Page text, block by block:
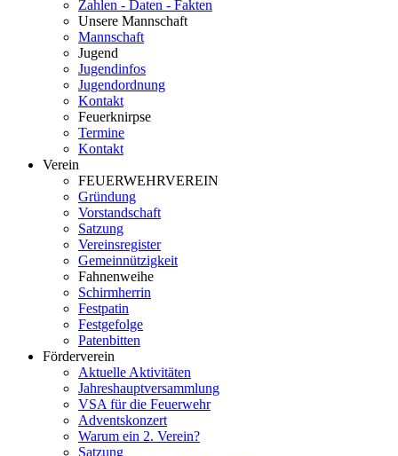
Zahlen - Daten - Fakten
Unsere Mannschaft
Mannschaft
Jugend
Jugendinfos
Jugendordnung
Kontakt
Feuerknirpse
Termine
Kontakt
Verein
FEUERWEHRVEREIN
Gründung
Vorstandschaft
Satzung
Vereinsregister
Gemeinnützigkeit
Fahnenweihe
Schirmherrin
Festpatin
Festgefolge
Patenbitten
Förderverein
Aktuelle Aktivitäten
Jahreshauptversammlung
VSA für die Feuerwehr
Adventskonzert
Warum ein 2. Verein?
Satzung